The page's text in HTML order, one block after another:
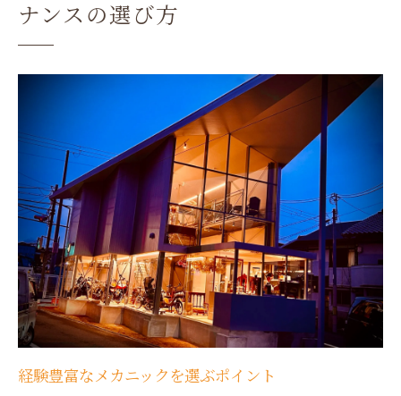
保証付きサービスを提供する店舗の選定方
バイクの寿命を延ばすためのメンテナンスのポ
定期的なオイル交換の重要性
チェーンメンテナンスでバイクを保護
タイヤのチェックと交換のタイミング
バッテリー管理で始動トラブルを防ぐ
ブレーキシステムの定期点検がもたらす安
全性
プロによる精密な点検のメリット
プロの技術者が揃う大阪府のバイクメンテナン
スショップ
ナンスの選び方
経験豊富なメカニックを選ぶポイント